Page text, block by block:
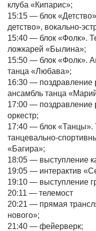
клуба «Кипарис»;
15:15 — блок
детство», вокально-
15:40 — блок «Фолк».
ложкарей «Былина»;
15:50 — блок «Фолк».
танца «Любава»;
16:30 — поздравление
ансамбль танца
17:00 — поздравление
оркестр;
17:40 — блок «Танцы».
танцевально-
«Багира»;
18:05 — выступление
19:05 — интерактив
19:10 — выступление
20:11 — телемост
20:21 — прямая
нового»;
21:40 — фейерверк;